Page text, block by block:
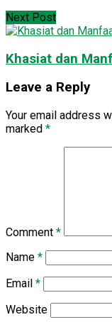
Next Post
Khasiat dan
Leave a Reply
Your email address
marked *
Comment *
Name *
Email *
Website